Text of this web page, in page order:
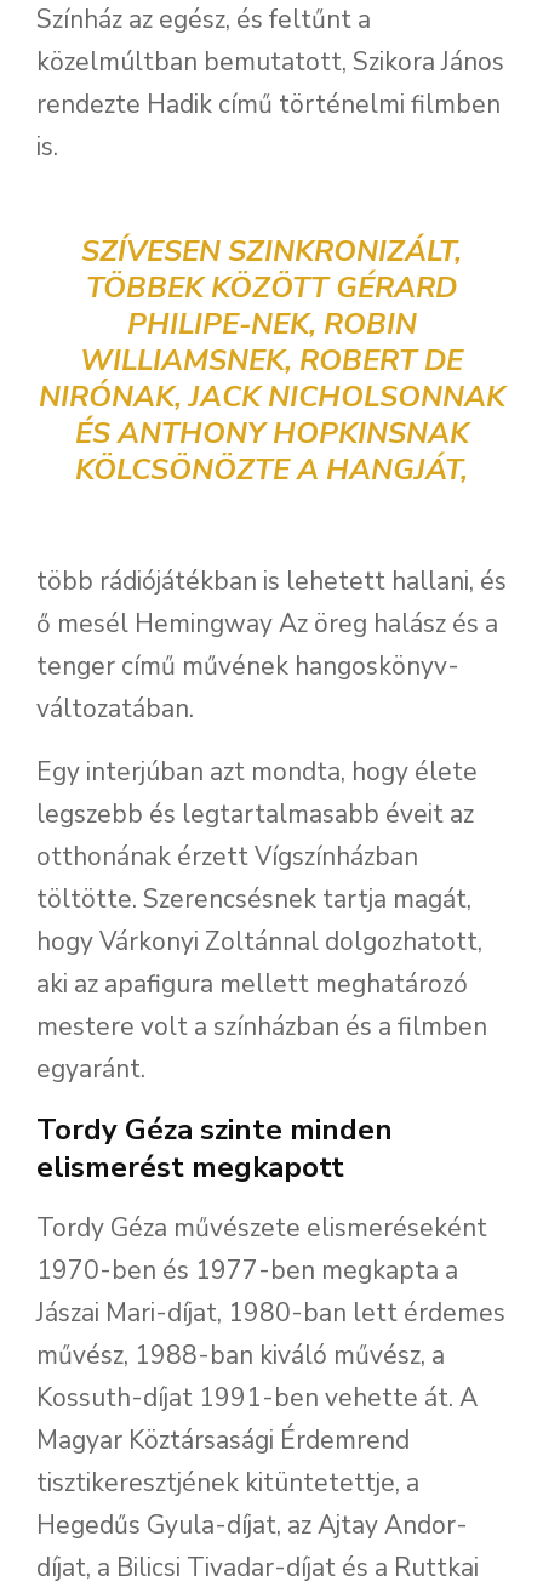
Színház az egész, és feltűnt a
közelmúltban bemutatott, Szikora János
rendezte Hadik című történelmi filmben
is.
SZÍVESEN SZINKRONIZÁLT,
TÖBBEK KÖZÖTT GÉRARD
PHILIPE-NEK, ROBIN
WILLIAMSNEK, ROBERT DE
NIRÓNAK, JACK NICHOLSONNAK
ÉS ANTHONY HOPKINSNAK
KÖLCSÖNÖZTE A HANGJÁT,
több rádiójátékban is lehetett hallani, és
ő mesél Hemingway Az öreg halász és a
tenger című művének hangoskönyv-
változatában.
Egy interjúban azt mondta, hogy élete
legszebb és legtartalmasabb éveit az
otthonának érzett Vígszínházban
töltötte. Szerencsésnek tartja magát,
hogy Várkonyi Zoltánnal dolgozhatott,
aki az apafigura mellett meghatározó
mestere volt a színházban és a filmben
egyaránt.
Tordy Géza szinte minden
elismerést megkapott
Tordy Géza művészete elismeréseként
1970-ben és 1977-ben megkapta a
Jászai Mari-díjat, 1980-ban lett érdemes
művész, 1988-ban kiváló művész, a
Kossuth-díjat 1991-ben vehette át. A
Magyar Köztársasági Érdemrend
tisztikeresztjének kitüntetettje, a
Hegedűs Gyula-díjat, az Ajtay Andor-
díjat, a Bilicsi Tivadar-díjat és a Ruttkai